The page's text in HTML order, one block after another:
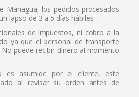
Managua, los pedidos procesados
lapso de 3 a 5 días hábiles.
de impuestos, ni cobro a la
ya que el personal de transporte
puede recibir dinero al momento
es asumido por el cliente, este
al revisar su orden antes de